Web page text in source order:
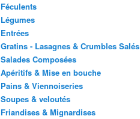
Féculents
Légumes
Entrées
Gratins - Lasagnes & Crumbles Salés
Salades Composées
Apéritifs & Mise en bouche
Pains & Viennoiseries
Soupes & veloutés
Friandises & Mignardises